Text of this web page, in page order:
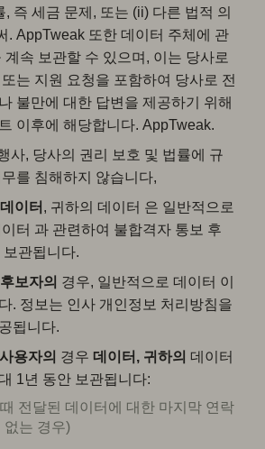
, 즉 세금 문제, 또는 (ii) 다른 법적 의
. AppTweak 또한 데이터 주체에 관
계속 보관할 수 있으며, 이는 당사로
는 지원 요청을 포함하여 당사로 전
불만에 대한 답변을 제공하기 위해
이후에 해당합니다. AppTweak.
사, 당사의 권리 보호 및 법률에 규
를 침해하지 않습니다,
이터 , 귀하의 데이터 은 일반적으로
터 과 관련하여 불합격자 통보 후
관됩니다.
보자의 경우, 일반적으로 데이터 이
. 정보는 인사 개인정보 처리방침을
됩니다.
사용자의 경우 데이터, 귀하의 데이터
1년 동안 보관됩니다:
전달된 데이터에 대한 마지막 연락
없는 경우)